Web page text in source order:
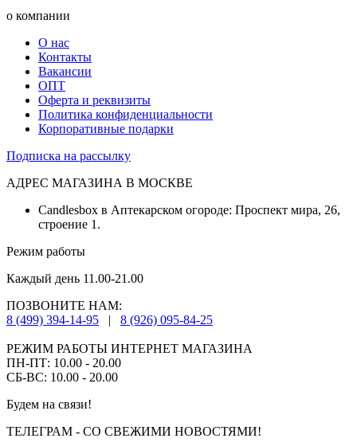
о компании
О нас
Контакты
Вакансии
ОПТ
Оферта и реквизиты
Политика конфиденциальности
Корпоративные подарки
Подписка на рассылку
АДРЕС МАГАЗИНА В МОСКВЕ
Candlesbox в Аптекарском огороде: Проспект мира, 26,
строение 1.
Режим работы
Каждый день 11.00-21.00
ПОЗВОНИТЕ НАМ:
8 (499) 394-14-95
| 8 (926) 095-84-25
РЕЖИМ РАБОТЫ ИНТЕРНЕТ МАГАЗИНА
ПН-ПТ: 10.00 - 20.00
СБ-ВС: 10.00 - 20.00
Будем на связи!
ТЕЛЕГРАМ - СО СВЕЖИМИ НОВОСТЯМИ!